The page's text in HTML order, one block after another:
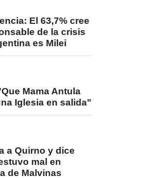
El 63,7% cree
de la crisis
es Milei
Mama Antula
Iglesia en salida"
a Quirno y dice
mal en
de Malvinas